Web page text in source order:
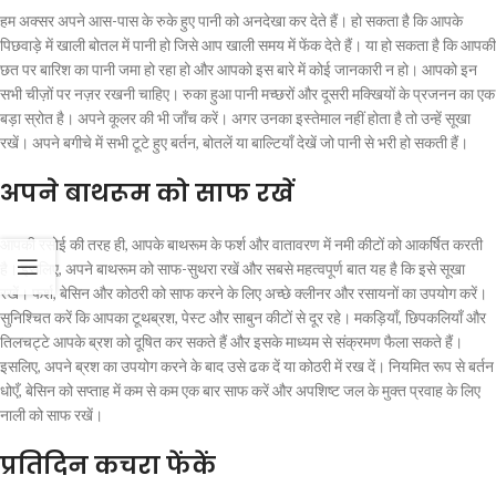
हम अक्सर अपने आस-पास के रुके हुए पानी को अनदेखा कर देते हैं। हो सकता है कि आपके
पिछवाड़े में खाली बोतल में पानी हो जिसे आप खाली समय में फेंक देते हैं। या हो सकता है कि आपकी
छत पर बारिश का पानी जमा हो रहा हो और आपको इस बारे में कोई जानकारी न हो। आपको इन
सभी चीज़ों पर नज़र रखनी चाहिए। रुका हुआ पानी मच्छरों और दूसरी मक्खियों के प्रजनन का एक
बड़ा स्रोत है। अपने कूलर की भी जाँच करें। अगर उनका इस्तेमाल नहीं होता है तो उन्हें सूखा
रखें। अपने बगीचे में सभी टूटे हुए बर्तन, बोतलें या बाल्टियाँ देखें जो पानी से भरी हो सकती हैं।
अपने बाथरूम को साफ रखें
आपकी रसोई की तरह ही, आपके बाथरूम के फर्श और वातावरण में नमी कीटों को आकर्षित करती
है। इसलिए, अपने बाथरूम को साफ-सुथरा रखें और सबसे महत्वपूर्ण बात यह है कि इसे सूखा
रखें। फर्श, बेसिन और कोठरी को साफ करने के लिए अच्छे क्लीनर और रसायनों का उपयोग करें।
सुनिश्चित करें कि आपका टूथब्रश, पेस्ट और साबुन कीटों से दूर रहे। मकड़ियाँ, छिपकलियाँ और
तिलचट्टे आपके ब्रश को दूषित कर सकते हैं और इसके माध्यम से संक्रमण फैला सकते हैं।
इसलिए, अपने ब्रश का उपयोग करने के बाद उसे ढक दें या कोठरी में रख दें। नियमित रूप से बर्तन
धोएँ, बेसिन को सप्ताह में कम से कम एक बार साफ करें और अपशिष्ट जल के मुक्त प्रवाह के लिए
नाली को साफ रखें।
प्रतिदिन कचरा फेंकें